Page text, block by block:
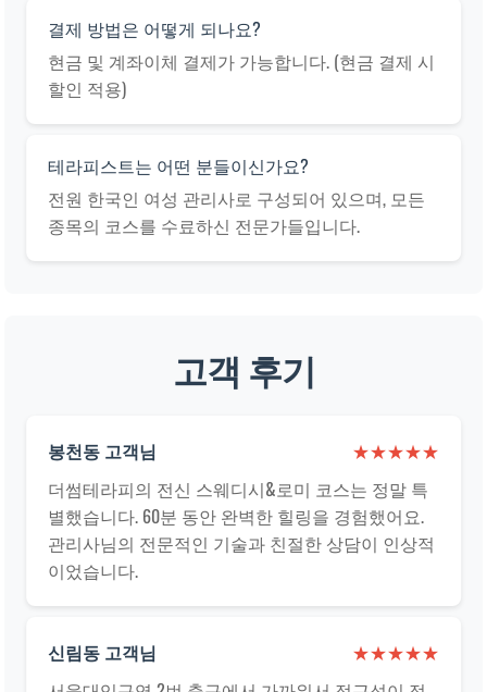
결제 방법은 어떻게 되나요?
현금 및 계좌이체 결제가 가능합니다. (현금 결제 시
할인 적용)
테라피스트는 어떤 분들이신가요?
전원 한국인 여성 관리사로 구성되어 있으며, 모든
종목의 코스를 수료하신 전문가들입니다.
고객 후기
봉천동 고객님
★★★★★
더썸테라피의 전신 스웨디시&로미 코스는 정말 특
별했습니다. 60분 동안 완벽한 힐링을 경험했어요.
관리사님의 전문적인 기술과 친절한 상담이 인상적
이었습니다.
신림동 고객님
★★★★★